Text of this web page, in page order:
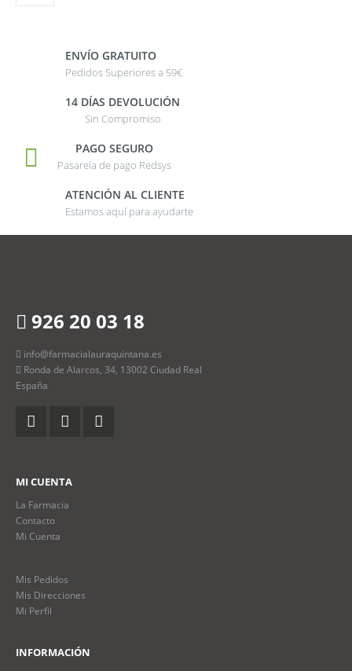
ENVÍO GRATUITO
Pedidos Superiores a 59€
14 DÍAS DEVOLUCIÓN
Sin Compromiso
PAGO SEGURO
Pasarela de pago Redsys
ATENCIÓN AL CLIENTE
Estamos aquí para ayudarte
926 20 03 18
info@farmacialauraquintana.es
Ronda de Alarcos, 34, 13002 Ciudad Real
España
MI CUENTA
La Farmacia
Contacto
Mi Cuenta
Mis Pedidos
Mis Direcciones
Mi Perfil
INFORMACIÓN